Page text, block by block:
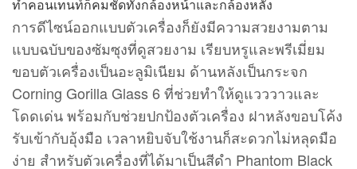
การดีไซน์ออกแบบตัวเครื่องก็ยังมีความสวยงามตาม
แบบฉบับของซัมซุงที่ดูสวยงาม เรียบหรูและพรีเมี่ยม
ขอบตัวเครื่องเป็นอะลูมิเนียม ด้านหลังเป็นกระจก
Corning Gorilla Glass 6 ที่ช่วยทำให้ดูแวววาวและ
โดดเด่น พร้อมกับช่วยปกป้องตัวเครื่อง ฝาหลังขอบโค้ง
รับเข้ากับอุ้งมือ เวลาหยิบจับใช้งานก็สะดวกไม่หลุดมือ
ง่าย สำหรับตัวเครื่องที่ได้มาเป็นสีดำ Phantom Black